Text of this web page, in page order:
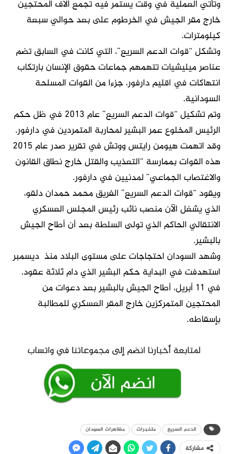
وتأتي العملية في وقت يستمر فيه تجمع آلاف المحتجين
خارج مقر الجيش في الخرطوم على بعد حوالي سبعة
كيلومترات.
وتشكل “قوات الدعم السريع”، التي كانت في السابق تضم
عناصر ميليشيات تتهمهم جماعات حقوق الإنسان بارتكاب
انتهاكات في اقليم دارفور، جزءا من القوات المسلحة
السودانية.
وتم تشكيل “قوات الدعم السريع” عام 2013 في ظل حكم
الرئيس المخلوع عمر البشير لمحاربة المتمردين في دارفور.
وقد اتهمت هيومن رايتس ووتش في تقرير صدر عام 2015
هذه القوات بممارسة “التعذيب والقتل خارج نطاق القانون
والاغتصاب الجماعي” لمدنيين في دارفور.
ويقود “قوات الدعم السريع” الفريق محمد حمدان دلقو،
الذي يشغل الآن منصب نائب رئيس المجلس العسكري
الانتقالي الحاكم الذي تولى السلطة بعد أن أطاح الجيش
بالبشير.
وشهد السودان احتجاجات على مستوى البلاد منذ ديسمبر
استهدفت في البداية حكم البشير الذي دام ثلاثة عقود.
في 11 أبريل، أطاح الجيش بالبشير بعد دعوات من
المحتجين المتمركزين خارج المقر العسكري للمطالبة
بإسقاطه.
الدعم السريع متفجرات مظاهرات السودان
مشاركة